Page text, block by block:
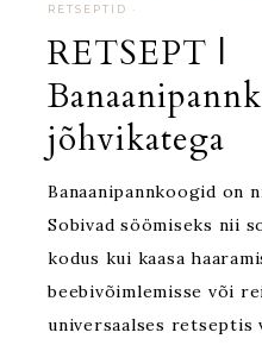
RETSEPTID ·
RETSEPT |
jõhvikatega
Banaanipannkoogid on
Sobivad söömiseks nii
kodus kui kaasa
beebivõimlemisse või
universaalses